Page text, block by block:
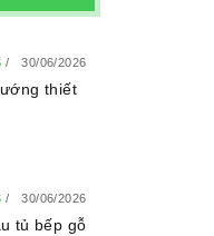
/ 30/06/2026
thiết
/ 30/06/2026
tủ bếp gỗ